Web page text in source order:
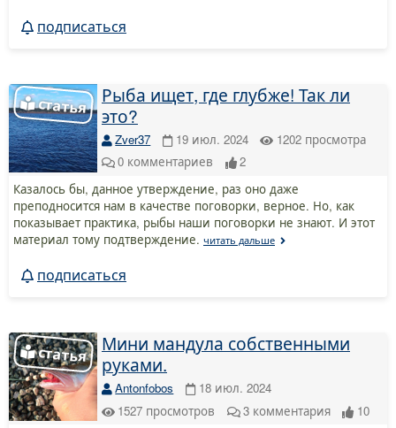
подписаться
Рыба ищет, где глубже! Так ли
это?
Zver37 19 июл. 2024 1202 просмотра
0 комментариев
2
Казалось бы, данное утверждение, раз оно даже
преподносится нам в качестве поговорки, верное. Но, как
показывает практика, рыбы наши поговорки не знают. И этот
материал тому подтверждение. читать дальше
подписаться
Мини мандула собственными
руками.
Antonfobos
18 июл. 2024
1527 просмотров 3 комментария
10